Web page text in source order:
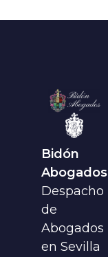
Bidón
Abogados
Despacho
de
Abogados
en Sevilla